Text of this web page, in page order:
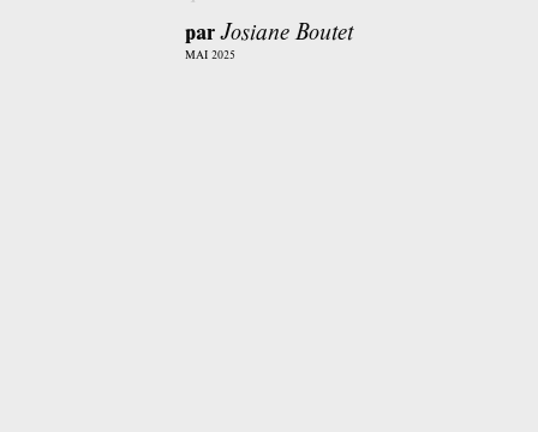
par Josiane Boutet
MAI 2025